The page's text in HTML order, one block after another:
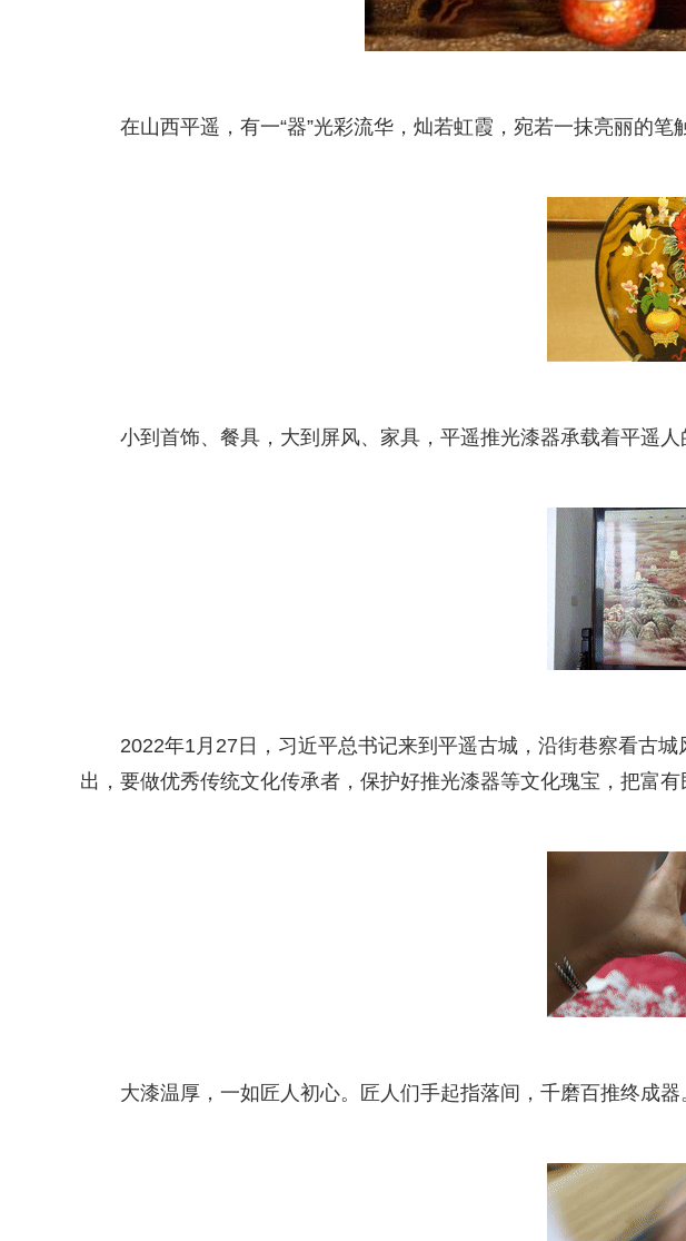
在山西平遥，有一“器”光彩流华，灿若虹霞，宛若一抹亮丽的笔
小到首饰、餐具，大到屏风、家具，平遥推光漆器承载着平遥人
2022年1月27日，习近平总书记来到平遥古城，沿街巷察看古
出，要做优秀传统文化传承者，保护好推光漆器等文化瑰宝，把富
大漆温厚，一如匠人初心。匠人们手起指落间，千磨百推终成器